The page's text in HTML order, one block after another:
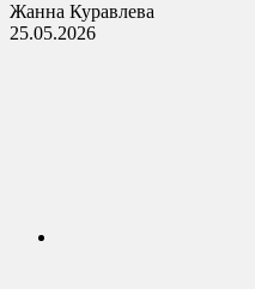
Жанна Куравлева
25.05.2026